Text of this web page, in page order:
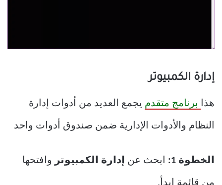
إدارة الكمبيوتر
هذا برنامج متقدم يجمع العديد من أدوات إدارة
النظام والأدوات الإدارية ضمن صندوق أدوات واحد
الخطوة 1: ابحث عن إدارة الكمبيوتر وافتحها